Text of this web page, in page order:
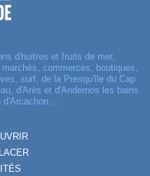
d'huitres et fruits de mer,
commerces, boutiques,
surf, de la Presqu'île du Cap
d'Arès et d'Andernos les bains.
...